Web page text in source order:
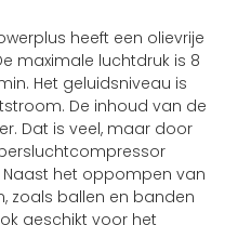
heeft een olievrije
maximale luchtdruk is 8
Het geluidsniveau is
De inhoud van de
Dat is veel, maar door
het oppompen van
zoals ballen en banden
geschikt voor het